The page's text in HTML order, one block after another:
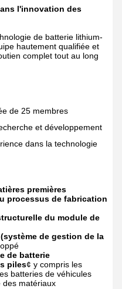
l'innovation des
de batterie lithium-
hautement qualifiée et
complet tout au long
de 25 membres
et développement
dans la technologie
premières
processus de fabrication
du module de
de gestion de la
de batterie
piles¢ y compris les
batteries de véhicules
des matériaux